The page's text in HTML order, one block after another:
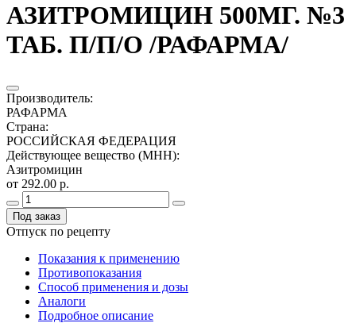
АЗИТРОМИЦИН 500МГ. №3
ТАБ. П/П/О /РАФАРМА/
Производитель:
РАФАРМА
Страна:
РОССИЙСКАЯ ФЕДЕРАЦИЯ
Действующее вещество (МНН):
Азитромицин
от 292.00 р.
Под заказ
Отпуск по рецепту
Показания к применению
Противопоказания
Способ применения и дозы
Аналоги
Подробное описание